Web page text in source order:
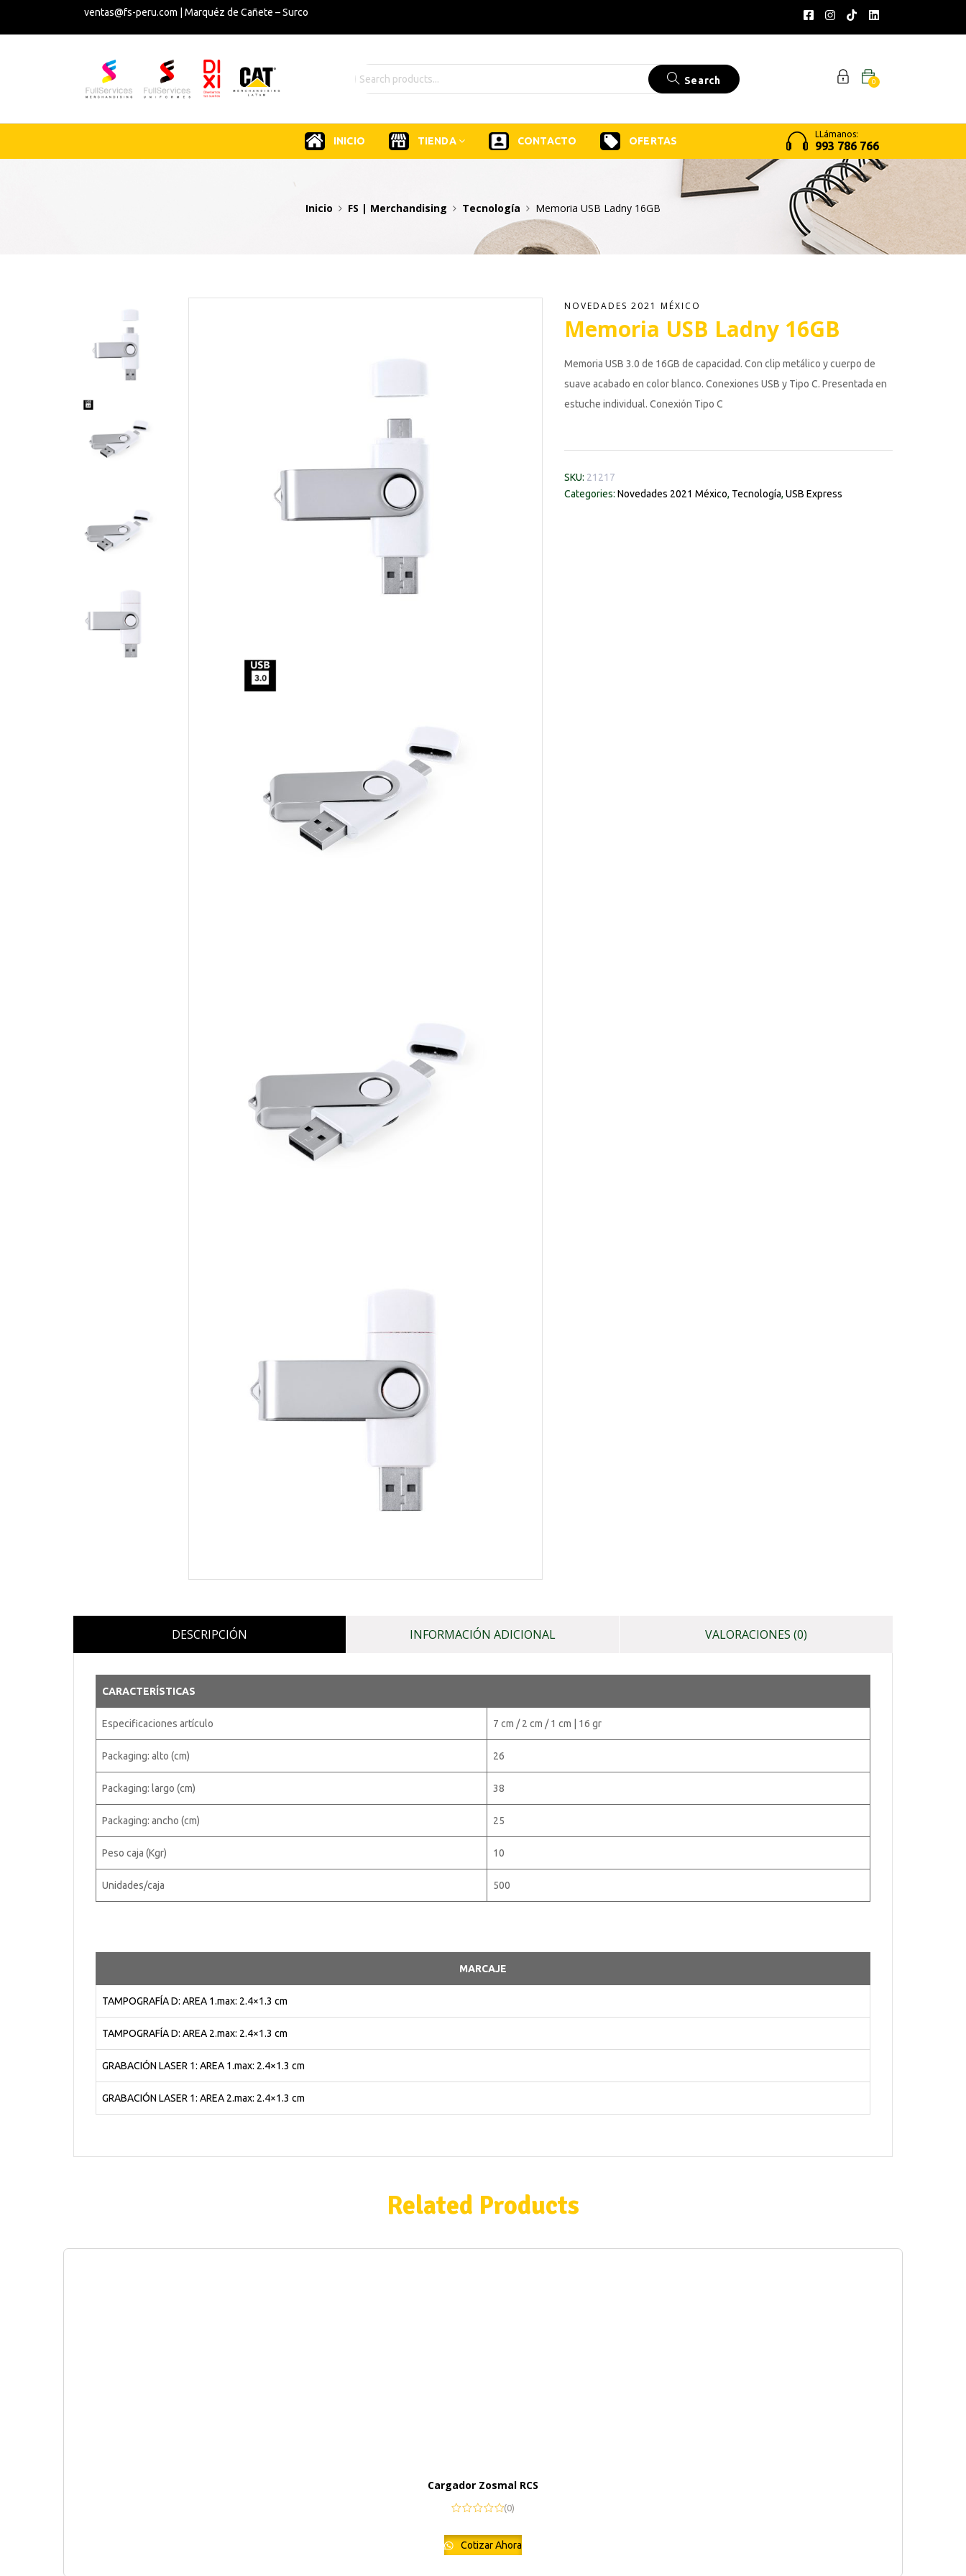
ventas@fs-peru.com | Marquéz de Cañete – Surco
Search 0
INICIO TIENDA CONTACTO OFERTAS
LLámanos:
993 786 766
Inicio FS | Merchandising Tecnología Memoria USB Ladny 16GB
NOVEDADES 2021 MÉXICO
Memoria USB Ladny 16GB
Memoria USB 3.0 de 16GB de capacidad. Con clip metálico y cuerpo de
suave acabado en color blanco. Conexiones USB y Tipo C. Presentada en
estuche individual. Conexión Tipo C
SKU: 21217
Categories: Novedades 2021 México, Tecnología, USB Express
DESCRIPCIÓN INFORMACIÓN ADICIONAL VALORACIONES (0)
CARACTERÍSTICAS
Especificaciones artículo 7 cm / 2 cm / 1 cm | 16 gr
Packaging: alto (cm) 26
Packaging: largo (cm) 38
Packaging: ancho (cm) 25
Peso caja (Kgr) 10
Unidades/caja 500
MARCAJE
TAMPOGRAFÍA D: AREA 1.max: 2.4×1.3 cm
TAMPOGRAFÍA D: AREA 2.max: 2.4×1.3 cm
GRABACIÓN LASER 1: AREA 1.max: 2.4×1.3 cm
GRABACIÓN LASER 1: AREA 2.max: 2.4×1.3 cm
Related Products
Cargador Zosmal RCS
(0)
Cotizar Ahora